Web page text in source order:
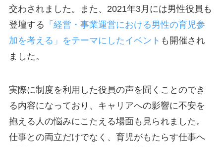
交わされました。また、2021年3月には男性役員も
登壇する 「経営・事業運営における男性の育児参
加を考える」をテーマにしたイベント も開催され
ました。
実際に制度を利用した役員の声を聞くことのでき
る内容になっており、キャリアへの影響に不安を
抱える人の悩みにこたえる場面も見られました。
仕事との両立だけでなく、育児がもたらす仕事へ